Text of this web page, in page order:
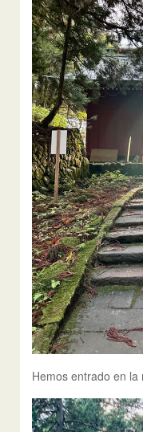
Hemos entrado en